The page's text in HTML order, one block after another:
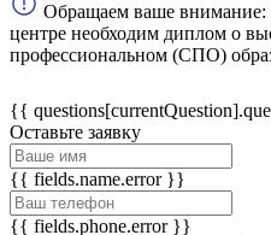
Обращаем ваше внимание:
центре необходим диплом о
профессиональном (СПО)
{{
Оставьте заявку
{{ fields.name.error }}
{{ fields.phone.error }}
ChatApp
Мессенджеры
Свяжитесь с нами через
мессенджер!